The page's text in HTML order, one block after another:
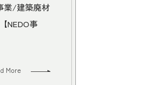
業/建築廃材
NEDO事
More